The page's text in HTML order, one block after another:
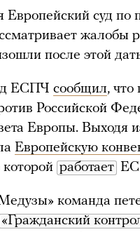
Европейский суд
жалобы
после этой
ЕСПЧ сообщил, что
Российской
Европы. Выходя
Европейскую
работает
команда
«Гражданский